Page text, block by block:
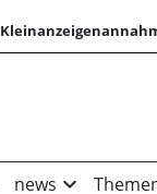
news expand_more